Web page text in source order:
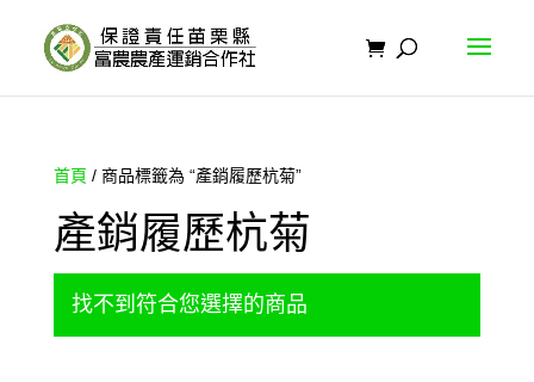
首頁 / 商品標籤為 “產銷履歷杭菊”
產銷履歷杭菊
找不到符合您選擇的商品